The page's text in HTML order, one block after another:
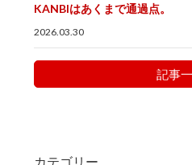
KANBIはあくまで通過点。
2026.03.30
記事
カテゴリー